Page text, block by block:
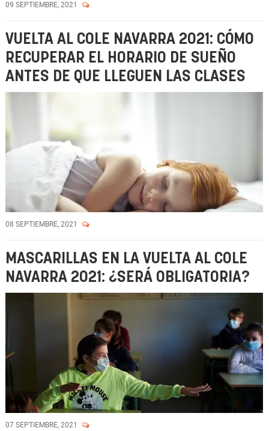
09 SEPTIEMBRE, 2021
VUELTA AL COLE NAVARRA 2021: CÓMO
RECUPERAR EL HORARIO DE SUEÑO
ANTES DE QUE LLEGUEN LAS CLASES
08 SEPTIEMBRE, 2021
MASCARILLAS EN LA VUELTA AL COLE
NAVARRA 2021: ¿SERÁ OBLIGATORIA?
07 SEPTIEMBRE, 2021